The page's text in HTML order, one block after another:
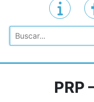
Pesquisar
PRP